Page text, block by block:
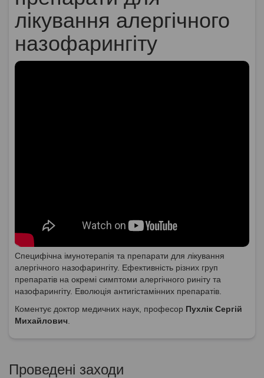
лікування алергічного
назофарингіту
Специфічна імунотерапія та препарати для лікування
алергічного назофарингіту. Ефективність різних груп
препаратів на окремі симптоми алергічного риніту та
назофарингіту. Еволюція антигістамінних препаратів.
Коментує доктор медичних наук, професор Пухлік Сергій
Михайлович
Проведені заходи